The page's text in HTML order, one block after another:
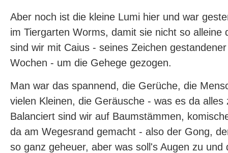
Aber noch ist die kleine Lumi hier und war
im Tiergarten Worms, damit sie nicht so alleine
sind wir mit Caius - seines Zeichen
Wochen - um die Gehege gezogen.
Man war das spannend, die Gerüche, die
vielen Kleinen, die Geräusche - was es da alles
Balanciert sind wir auf Baumstämmen,
da am Wegesrand gemacht - also der Gong,
so ganz geheuer, aber was soll's Augen zu und